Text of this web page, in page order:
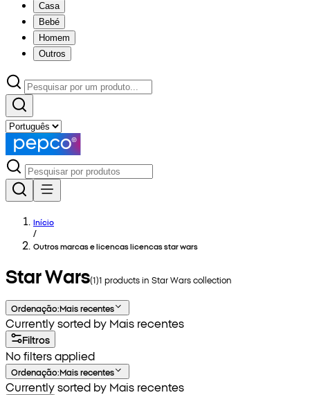
Casa
Bebé
Homem
Outros
Início
/
Outros marcas e licencas licencas star wars
Star Wars(1)1 products in Star Warscollection
Ordenação:Mais recentes
Currently sorted by Mais recentes
Filtros
No filters applied
Ordenação:Mais recentes
Currently sorted by Mais recentes